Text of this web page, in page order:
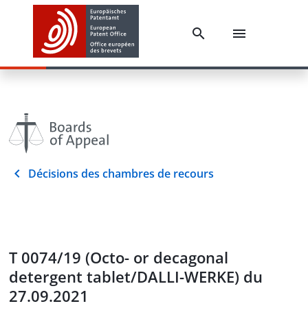
Décisions des chambres de recours
T 0074/19 (Octo- or decagonal
detergent tablet/DALLI-WERKE) du
27.09.2021